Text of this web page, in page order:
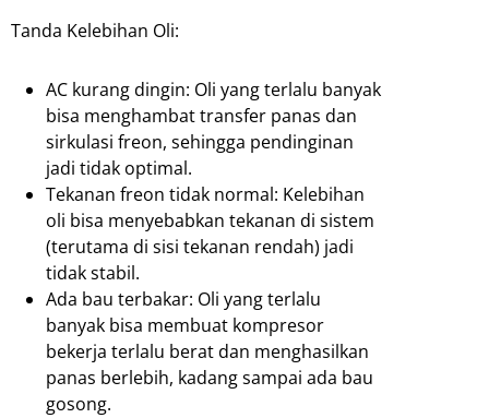
Tanda Kelebihan Oli:
AC kurang dingin: Oli yang terlalu banyak
bisa menghambat transfer panas dan
sirkulasi freon, sehingga pendinginan
jadi tidak optimal.
Tekanan freon tidak normal: Kelebihan
oli bisa menyebabkan tekanan di sistem
(terutama di sisi tekanan rendah) jadi
tidak stabil.
Ada bau terbakar: Oli yang terlalu
banyak bisa membuat kompresor
bekerja terlalu berat dan menghasilkan
panas berlebih, kadang sampai ada bau
gosong.